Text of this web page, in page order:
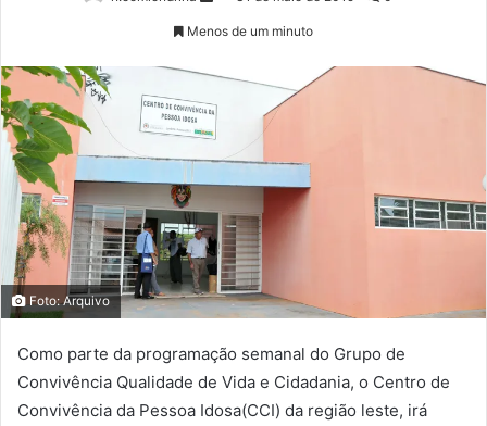
Menos de um minuto
Foto: Arquivo
Como parte da programação semanal do Grupo de
Convivência Qualidade de Vida e Cidadania, o Centro de
Convivência da Pessoa Idosa(CCI) da região leste, irá